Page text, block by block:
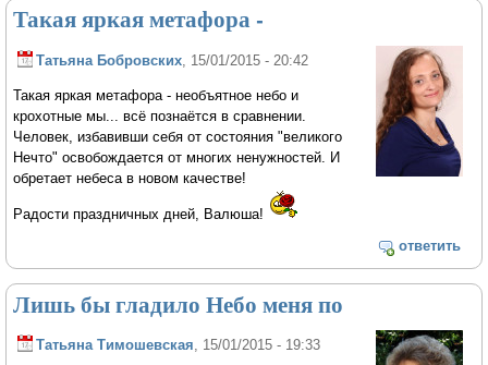
Такая яркая метафора -
Татьяна Бобровских , 15/01/2015 - 20:42
Такая яркая метафора - необъятное небо и
крохотные мы... всё познаётся в сравнении.
Человек, избавивши себя от состояния "великого
Нечто" освобождается от многих ненужностей. И
обретает небеса в новом качестве!
Радости праздничных дней, Валюша!
ответить
Лишь бы гладило Небо меня по
Татьяна Тимошевская, 15/01/2015 - 19:33